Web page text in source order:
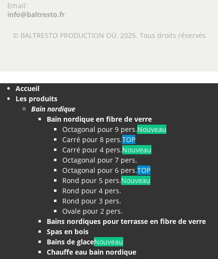
Email:
info@baltresto.fr
© BALTRESTO PRODUCTION OÜ. 2025. Tous droits réservés
Accueil
Les produits
Bain nordique
Bain nordique en fibre de verre
Octagonal pour 9 pers.Nouveau
Carré pour 8 pers.TOP
Carré pour 4 pers.Nouveau
Octagonal pour 7 pers.
Octagonal pour 6 pers.TOP
Rond pour 5 pers.Nouveau
Rond pour 4 pers.
Rond pour 3 pers.
Ovale pour 2 pers.
Bains nordiques pour terrasse en fibre de verre
Spas en bois
Bains de glaceNouveau
Chauffe eau bain nordique